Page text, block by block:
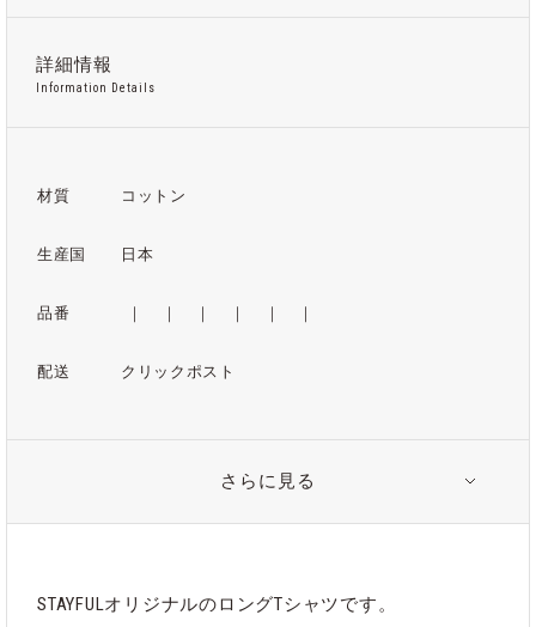
詳細情報
Information Details
材質 コットン
生産国 日本
品番 ｜ ｜ ｜ ｜ ｜ ｜
配送 クリックポスト
#グラフィカル
さらに見る
STAYFULオリジナルのロングTシャツです。